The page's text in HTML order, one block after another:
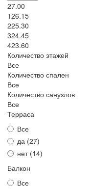
27.00
126.15
225.30
324.45
423.60
Количество этажей
Все
Количество спален
Все
Количество санузлов
Все
Терраса
Все
да (27)
нет (14)
Балкон
Все